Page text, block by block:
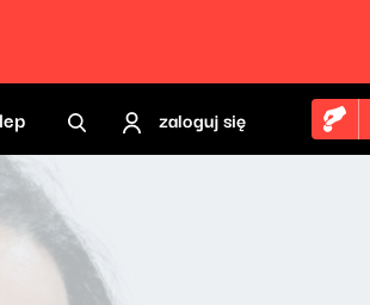
zaloguj się